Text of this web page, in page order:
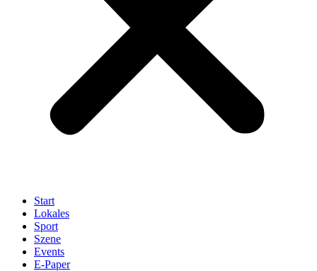
Start
Lokales
Sport
Szene
Events
E-Paper